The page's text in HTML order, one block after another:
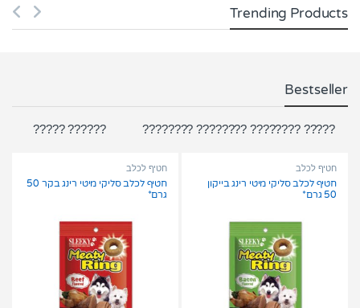
Trending Products
Bestseller
????? ???????? ???????? ????????
?????? ?????
חטיף לכלב
חטיף לכלב סליקי מיטי רינג בייקון
50 גרם*
חטיף לכלב
חטיף לכלב סליקי מיטי רינג בקר 50
גרם*